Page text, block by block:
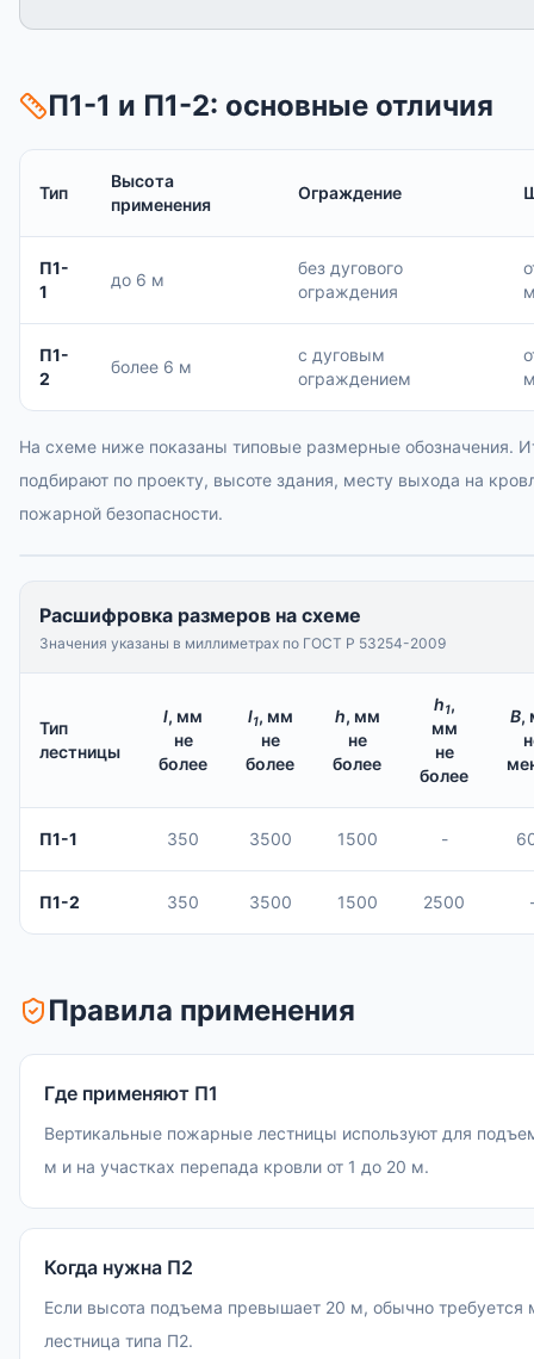
П1-1 и П1-2: основные отличия
Тип
Высота
применения
Ограждение
П1-
1
до 6 м
без дугового
ограждения
П1-
2
более 6 м
с дуговым
ограждением
На схеме ниже показаны типовые размерные обозначения.
подбирают по проекту, высоте здания, месту выхода на
пожарной безопасности.
Расшифровка размеров на схеме
Значения указаны в миллиметрах по ГОСТ Р 53254-2009
Тип
лестницы
l, мм
не
более
l1, мм
не
более
h, мм
не
более
h1,
мм
не
более
B,
П1-1 350 3500 1500 -
П1-2 350 3500 1500 2500
Правила применения
Где применяют П1
Вертикальные пожарные лестницы используют для
м и на участках перепада кровли от 1 до 20 м.
Когда нужна П2
Если высота подъема превышает 20 м, обычно
лестница типа П2.